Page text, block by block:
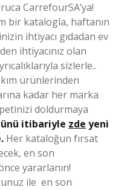
CarrefourSA’ya!
bir katalogla, haftanın
ihtiyacı gıdadan ev
ihtiyacınız olan
sizlerle..
ürünlerinden
kadar her marka
doldurmaya
itibariyle zde yeni
Her kataloğun fırsat
en son
yararlanın!
ile en son